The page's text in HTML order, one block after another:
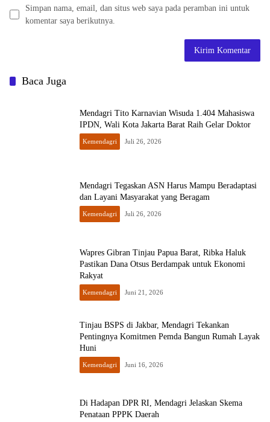
Simpan nama, email, dan situs web saya pada peramban ini untuk
komentar saya berikutnya.
Baca Juga
Mendagri Tito Karnavian Wisuda 1.404 Mahasiswa
IPDN, Wali Kota Jakarta Barat Raih Gelar Doktor
Kemendagri Juli 26, 2026
Mendagri Tegaskan ASN Harus Mampu Beradaptasi
dan Layani Masyarakat yang Beragam
Kemendagri Juli 26, 2026
Wapres Gibran Tinjau Papua Barat, Ribka Haluk
Pastikan Dana Otsus Berdampak untuk Ekonomi
Rakyat
Kemendagri Juni 21, 2026
Tinjau BSPS di Jakbar, Mendagri Tekankan
Pentingnya Komitmen Pemda Bangun Rumah Layak
Huni
Kemendagri Juni 16, 2026
Di Hadapan DPR RI, Mendagri Jelaskan Skema
Penataan PPPK Daerah